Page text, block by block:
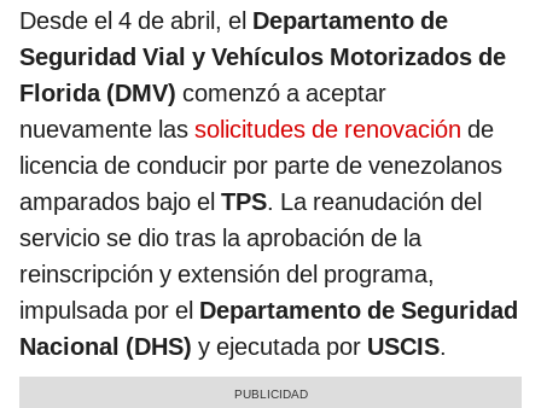
Desde el 4 de abril, el Departamento de
Seguridad Vial y Vehículos Motorizados de
Florida (DMV) comenzó a aceptar
nuevamente las solicitudes de renovación de
licencia de conducir por parte de venezolanos
amparados bajo el TPS. La reanudación del
servicio se dio tras la aprobación de la
reinscripción y extensión del programa,
impulsada por el Departamento de Seguridad
Nacional (DHS) y ejecutada por USCIS.